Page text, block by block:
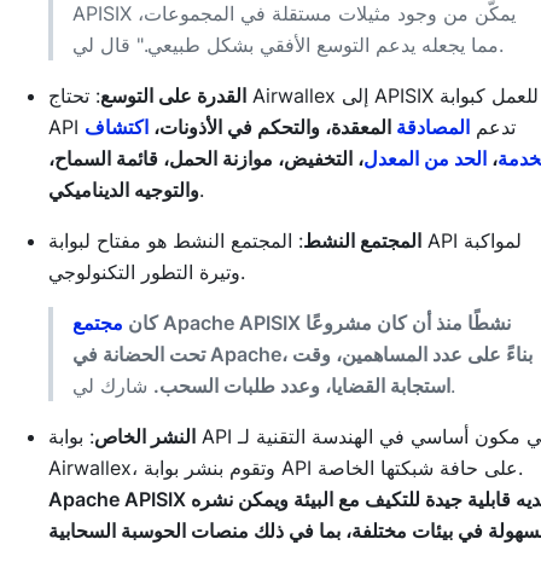
APISIX يمكّن من وجود مثيلات مستقلة في المجموعات،
مما يجعله يدعم التوسع الأفقي بشكل طبيعي." قال لي.
القدرة على التوسع: تحتاج Airwallex إلى APISIX للعمل كبوابة
API تدعم المصادقة المعقدة، والتحكم في الأذونات، اكتشاف
، الحد من المعدل، التخفيض، موازنة الحمل، قائمة السماح،
والتوجيه الديناميكي.
المجتمع النشط: المجتمع النشط هو مفتاح لبوابة API لمواكبة
وتيرة التطور التكنولوجي.
كان مجتمع
Apache APISIX نشطًا منذ أن كان مشروعًا
تحت الحضانة في Apache، بناءً على عدد المساهمين، وقت
استجابة القضايا، وعدد طلبات السحب.شارك لي.
النشر الخاص: بوابة API هي مكون أساسي في الهندسة التقنية لـ
Airwallex، وتقوم بنشر بوابة API على حافة شبكتها الخاصة.
Apache APISIX لديه قابلية جيدة للتكيف مع البيئة ويمكن نشره